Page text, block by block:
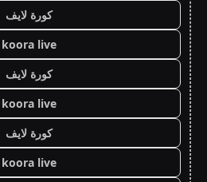
كورة لايف
koora live
كورة لايف
koora live
كورة لايف
koora live